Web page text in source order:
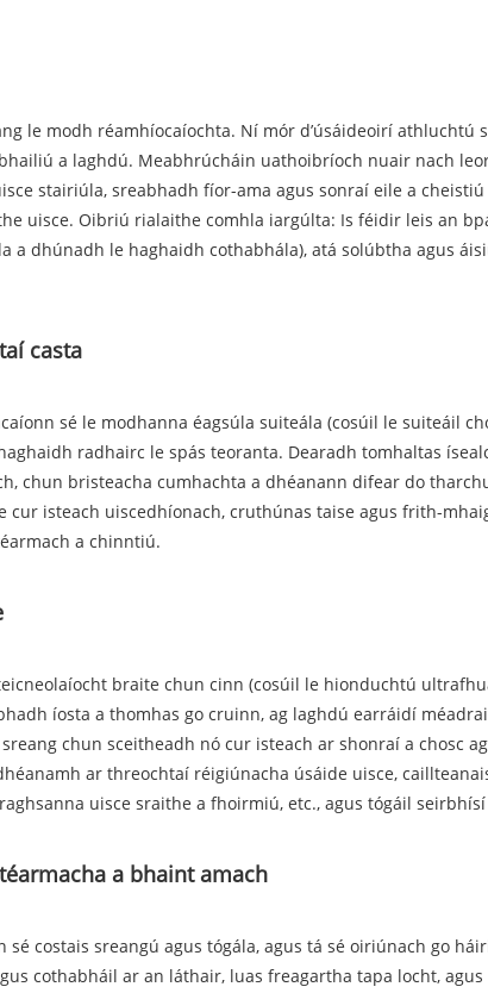
le modh réamhíocaíochta. Ní mór d’úsáideoirí
a laghdú. Meabhrúcháin uathoibríoch nuair nach
stairiúla, sreabhadh fíor-ama agus sonraí eile a
uisce. Oibriú rialaithe comhla iargúlta: Is féidir leis an
dhúnadh le haghaidh cothabhála), atá solúbtha agus
casta
sé le modhanna éagsúla suiteála (cosúil le suiteáil
radhairc le spás teoranta. Dearadh tomhaltas
chun bristeacha cumhachta a dhéanann difear do
isteach uiscedhíonach, cruthúnas taise agus frith-
a chinntiú.
braite chun cinn (cosúil le hionduchtú
íosta a thomhas go cruinn, ag laghdú earráidí
chun sceitheadh ​​nó cur isteach ar shonraí a chosc
ar threochtaí réigiúnacha úsáide uisce,
uisce sraithe a fhoirmiú, etc., agus tógáil
a bhaint amach
costais sreangú agus tógála, agus tá sé oiriúnach go
cothabháil ar an láthair, luas freagartha tapa locht,